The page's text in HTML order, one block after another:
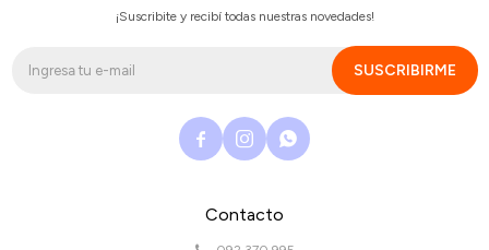
Contacto
¡Suscribite y recibí todas nuestras novedades!
SUSCRIBIRME
  